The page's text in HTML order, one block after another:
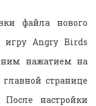
файла нового
игру Angry Birds
нажатием на
странице
настройки